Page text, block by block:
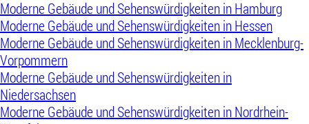
Moderne Gebäude und Sehenswürdigkeiten in Hamburg
Moderne Gebäude und Sehenswürdigkeiten in Hessen
Moderne Gebäude und Sehenswürdigkeiten in Mecklenburg-
Vorpommern
Moderne Gebäude und Sehenswürdigkeiten in
Niedersachsen
Moderne Gebäude und Sehenswürdigkeiten in Nordrhein-